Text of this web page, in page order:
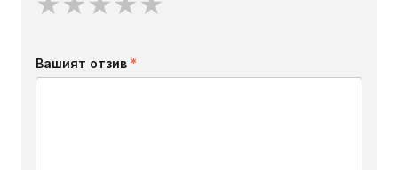
Вашият отзив *